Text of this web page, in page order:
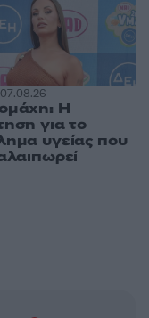
07.08.26
Η
για το
υγείας που